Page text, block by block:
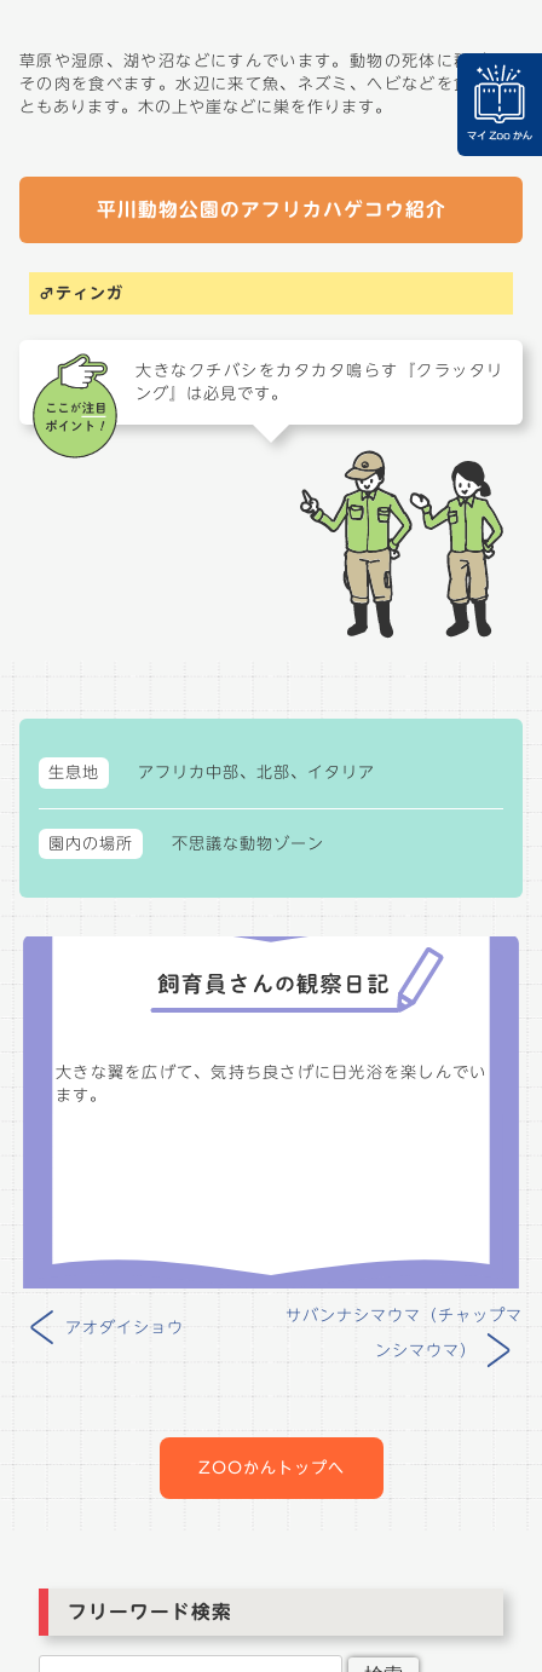
草原や湿原、湖や沼などにすんでいます。動物の死体に群がり、
その肉を食べます。水辺に来て魚、ネズミ、ヘビなどを食べるこ
ともあります。木の上や崖などに巣を作ります。
平川動物公園のアフリカハゲコウ紹介
♂ティンガ
大きなクチバシをカタカタ鳴らす『クラッタリ
ング』は必見です。
生息地 アフリカ中部、北部、イタリア
園内の場所 不思議な動物ゾーン
大きな翼を広げて、気持ち良さげに日光浴を楽しんでい
ます。
投
稿
ナ
ン
< アオダイショウ
サバンナシマウマ（チャップマ
ンシマウマ） >
ZOOかんトップへ
フリーワード検索